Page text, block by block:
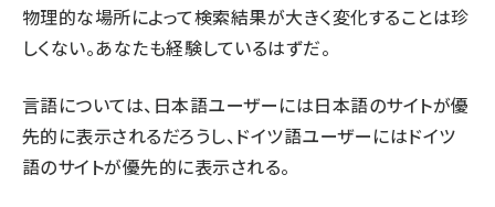
物理的な場所によって検索結果が大きく変化することは珍
しくない。あなたも経験しているはずだ。
言語については、日本語ユーザーには日本語のサイトが優
先的に表示されるだろうし、ドイツ語ユーザーにはドイツ
語のサイトが優先的に表示される。